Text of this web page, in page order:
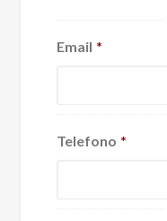
Email *
Telefono *